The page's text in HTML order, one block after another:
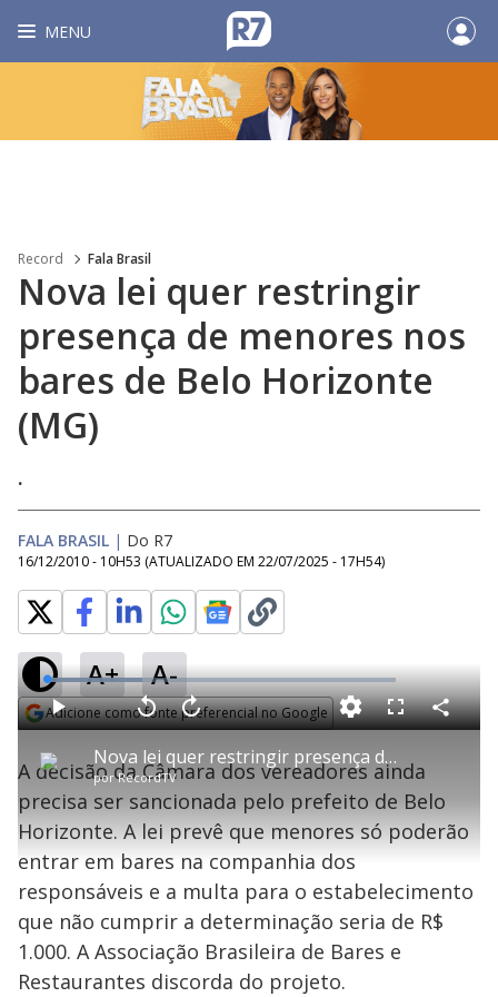
MENU
Record Fala Brasil
Nova lei quer restringir
presença de menores nos
bares de Belo Horizonte
(MG)
.
FALA BRASIL | Do R7
16/12/2010 - 10H53 (ATUALIZADO EM 22/07/2025 - 17H54)
A+ A-
Adicione como fonte preferencial no Google
P
l
a
y
Nova lei quer restringir presença de menores nos bares de Belo Horizonte (MG)
porRecordTV
P V
t
a
r
0
e
g
n
d
s
A
n
ç
a
1
s
e
u
n
o
M
u
L
o
a
d
e
:
2
7
.
4
3
F
s
c
e
n
C
o
i
l
a
A decisão da Câmara dos vereadores ainda
precisa ser sancionada pelo prefeito de Belo
Horizonte. A lei prevê que menores só poderão
entrar em bares na companhia dos
responsáveis e a multa para o estabelecimento
que não cumprir a determinação seria de R$
1.000. A Associação Brasileira de Bares e
Restaurantes discorda do projeto.